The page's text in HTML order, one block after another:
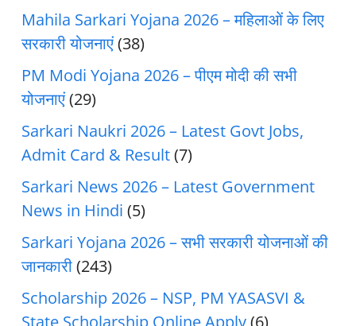
Mahila Sarkari Yojana 2026 – महिलाओं के लिए
सरकारी योजनाएं(38)
PM Modi Yojana 2026 – पीएम मोदी की सभी
योजनाएं(29)
Sarkari Naukri 2026 – Latest Govt Jobs,
Admit Card & Result(7)
Sarkari News 2026 – Latest Government
News in Hindi (5)
Sarkari Yojana 2026 – सभी सरकारी योजनाओं की
जानकारी(243)
Scholarship 2026 – NSP, PM YASASVI &